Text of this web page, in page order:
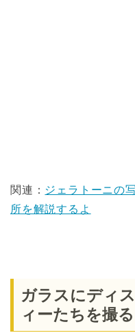
関連： ジェラトーニの
所を解説するよ
ガラスにディ
ィーたちを撮る